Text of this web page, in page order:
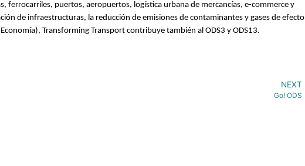
puertos, aeropuertos, logística urbana de mercancías, e-commerce y
de infraestructuras, la reducción de emisiones de contaminantes y gases de efecto
Transforming Transport contribuye también al ODS3 y ODS13.
NEXT
Go! ODS